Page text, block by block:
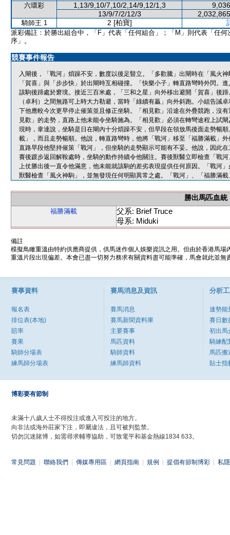
六環彩 1,13/9,10/7,10/2,14/9,12/1,3
13/9/7/2/12/3
騎師王 1 2 [柏寶]
派彩備註：於勝出組合中，「F」代表「任何組合」；「M」則代表「任何
序」。
競賽事件報告
入閘後，「戰河」煩躁不安，數度以後足豎立。「多歡騰」出閘時在「風火
「賀喜」與「步步快」於出閘時互相碰撞。「快樂小子」轉直路彎時外閃。
該駒後蹄處於窘境。接近三百米處，「三和之星」向外移出避開「賀喜」後
（卓利）之間無路可上時大力勒避，當時「綠續有贏」向外斜跑。小組告誡
下他應較今次更早停止催策並且修正坐騎。「相見歡」沿途在外疊競跑，沒
見歡」的走勢，直路上他未能令坐騎施為。「相見歡」必須在轉彎途程上試
現時，韋達說，坐騎是日在閘內十分煩躁不安，但早段在領放馬後面走勢暢
載」，而且走勢暢順。他說，轉直路彎時，他將「戰河」移至「福勝滿載」
直路早段他堅持催策「戰河」，但坐騎的走勢顯示可能有不妥。他說，因此
賽後踱步返回解鞍處時，坐騎的動作持續令他關注。賽後獸醫立即檢查「戰
上仗勝出後一直令他滿意，他未能就該駒的差劣表現提供任何原因。「戰河
獸醫檢查「風火神駒」，並無發現任何明顯異常之處。「戰河」、「福勝滿
勝出馬匹血統
福勝滿載
父系: Brief Truce
母系: Miduki
備註
模擬鳥瞰重溫由特約供應商提供，供馬迷作個人娛樂資訊之用。但由於香港馬
重溫片段出現偏差。本會已盡一切努力務求有關資料盡可能準確，馬會就此並
賽事資料
報名表
排位表(本地)
賠率
賽果
騎師分場表
練馬師分場表
賽馬消息及資訊
賽馬消息
賽馬新聞資料庫
主要賽事
馬匹資料
騎師資料
練馬師資料
分析
速勢能
賽日數
初出馬
騎練配
馬匹搬
貼士指
博彩要有節制
未滿十八歲人士不得投注或進入可投注的地方。
向非法或海外莊家下注，即屬違法，且可被判監禁。
切勿沉迷賭博，如需尋求輔導協助，可致電平和基金熱線1834 633。
常見問題 聯絡我們 傳媒專用區 網頁指南 規例 提倡有節制博彩 私